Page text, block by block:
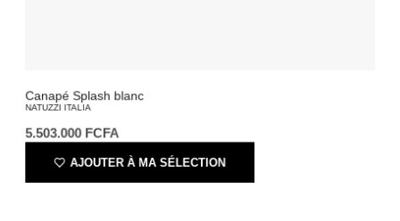
Canapé Splash blanc
NATUZZI ITALIA
5.503.000 FCFA
AJOUTER À MA SÉLECTION